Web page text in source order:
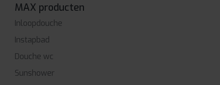
MAX producten
Inloopdouche
Instapbad
Douche wc
Sunshower